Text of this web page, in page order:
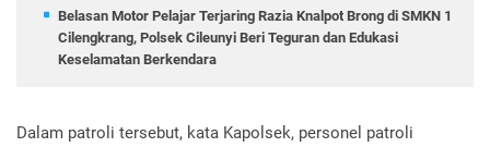
Belasan Motor Pelajar Terjaring Razia Knalpot Brong di SMKN 1
Cilengkrang, Polsek Cileunyi Beri Teguran dan Edukasi
Keselamatan Berkendara
Dalam patroli tersebut, kata Kapolsek, personel patroli